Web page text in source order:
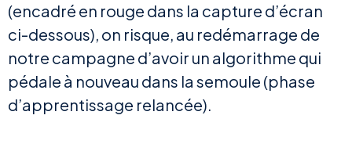
(encadré en rouge dans la capture d’écran
ci-dessous), on risque, au redémarrage de
notre campagne d’avoir un algorithme qui
pédale à nouveau dans la semoule (phase
d’apprentissage relancée).